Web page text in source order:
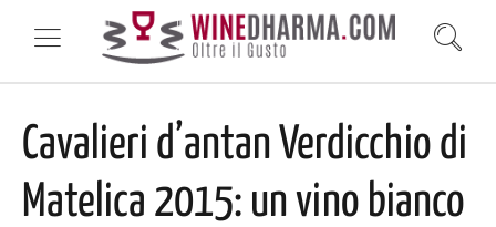
Cavalieri d’antan Verdicchio di
Matelica 2015: un vino bianco